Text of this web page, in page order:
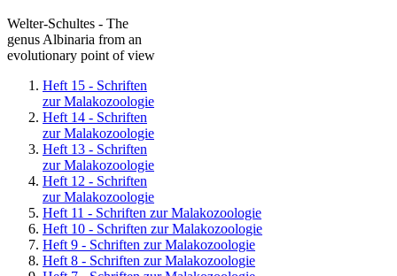
Welter-Schultes - The
genus Albinaria from an
evolutionary point of view
Heft 15 - Schriften
zur Malakozoologie
Heft 14 - Schriften
zur Malakozoologie
Heft 13 - Schriften
zur Malakozoologie
Heft 12 - Schriften
zur Malakozoologie
Heft 11 - Schriften zur Malakozoologie
Heft 10 - Schriften zur Malakozoologie
Heft 9 - Schriften zur Malakozoologie
Heft 8 - Schriften zur Malakozoologie